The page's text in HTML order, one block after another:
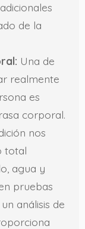
de la
Una de
realmente
es
corporal.
nos
total
agua y
pruebas
análisis de